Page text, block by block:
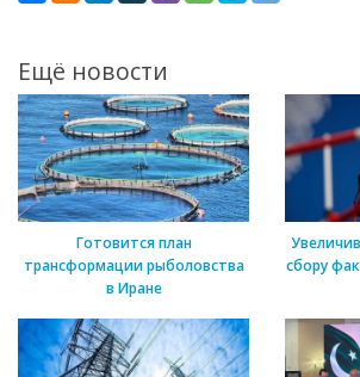
Ещё новости
Готовится план
трансформации рыболовства
в Иране
сбору